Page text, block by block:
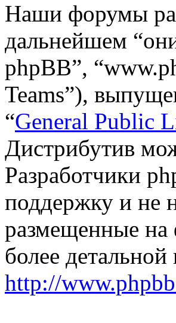
Наши форумы
дальнейшем
phpBB”,
Teams”),
“General Public
Дистрибутив
Разработчики
поддержку и не
размещенные на
более
http://